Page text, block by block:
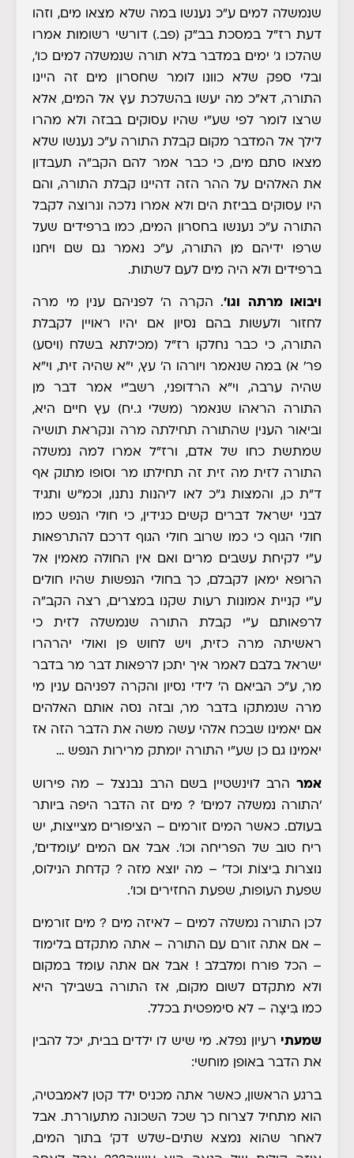
שנמשלה למים ע"כ נענשו במה שלא מצאו מים, וזהו
דעת רז"ל במסכת בב"ק (פב.) דורשי רשומות אמרו
שהלכו ג' ימים במדבר בלא תורה שנמשלה למים כו',
ובלי ספק שלא כוונו לומר שחסרון מים זה היינו
התורה, דא"כ מה יעשו בהשלכת עץ אל המים, אלא
שרצו לומר לפי שע"י שהיו עסוקים בבזה ולא מהרו
לילך אל המדבר מקום קבלת התורה ע"כ נענשו שלא
מצאו סתם מים, כי כבר אמר להם הקב"ה תעבדון
את האלהים על ההר הזה דהיינו קבלת התורה, והם
היו עסוקים בביזת הים ולא אמרו נלכה ונרוצה לקבל
התורה ע"כ נענשו בחסרון המים, כמו ברפידים שעל
שרפו ידיהם מן התורה, ע"כ נאמר גם שם ויחנו
ברפידים ולא היה מים לעם לשתות.
ויבואו מרתה וגו'. הקרה ה' לפניהם ענין מי מרה
לחזור ולעשות בהם נסיון אם יהיו ראויין לקבלת
התורה, כי כבר נחלקו רז"ל (מכילתא בשלח (ויסע)
פר' א) במה שנאמר ויורהו ה' עץ, י"א שהיה זית, וי"א
שהיה ערבה, וי"א הרדופני, רשב"י אמר דבר מן
התורה הראהו שנאמר (משלי ג.יח) עץ חיים היא,
וביאור הענין שהתורה תחילתה מרה ונקראת תושיה
שמתשת כחו של אדם, ורז"ל אמרו למה נמשלה
התורה לזית מה זית זה תחילתו מר וסופו מתוק אף
ד"ת כן, והמצות ג"כ לאו ליהנות נתנו, וכמ"ש ותגיד
לבני ישראל דברים קשים כגידין, כי חולי הנפש כמו
חולי הגוף כי כמו שרוב חולי הגוף דרכם להתרפאות
ע"י לקיחת עשבים מרים ואם אין החולה מאמין אל
הרופא ימאן לקבלם, כך בחולי הנפשות שהיו חולים
ע"י קניית אמונות רעות שקנו במצרים, רצה הקב"ה
לרפאותם ע"י קבלת התורה שנמשלה לזית כי
ראשיתה מרה כזית, ויש לחוש פן ואולי יהרהרו
ישראל בלבם לאמר איך יתכן לרפאות דבר מר בדבר
מר, ע"כ הביאם ה' לידי נסיון והקרה לפניהם ענין מי
מרה שנמתקו בדבר מר, ובזה נסה אותם האלהים
אם יאמינו שבכח אלהי עשה משה את הדבר הזה אז
יאמינו גם כן שע"י התורה יומתק מרירות הנפש …
אמר הרב לוינשטיין בשם הרב נבנצל – מה פירוש
'התורה נמשלה למים' ? מים זה הדבר היפה ביותר
בעולם. כאשר המים זורמים – הציפורים מצייצות, יש
ריח טוב של הפריחה וכו'. אבל אם המים 'עומדים',
נוצרות בִיצוֹת וכד' – מה יוצא מזה ? קדחת הנילוס,
שפעת העופות, שפעת החזירים וכו'.
לכן התורה נמשלה למים – לאיזה מים ? מים זורמים
– אם אתה זורם עם התורה – אתה מתקדם בלימוד
– הכל פורח ומלבלב ! אבל אם אתה עומד במקום
ולא מתקדם לשום מקום, אז התורה בשבילך היא
כמו בִּיצָה – לא סימפטית בכלל.
שמעתי רעיון נפלא. מי שיש לו ילדים בבית, יכל להבין
את הדבר באופן מוחשי:
ברגע הראשון, כאשר אתה מכניס ילד קטן לאמבטיה,
הוא מתחיל לצרוח כך שכל השכונה מתעוררת. אבל
לאחר שהוא נמצא שתים-שלש דק' בתוך המים,